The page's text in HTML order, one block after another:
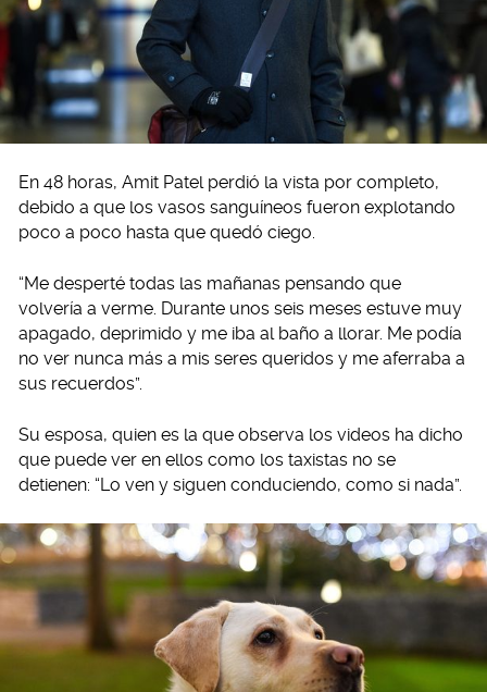
En 48 horas, Amit Patel perdió la vista por completo,
debido a que los vasos sanguíneos fueron explotando
poco a poco hasta que quedó ciego.
“Me desperté todas las mañanas pensando que
volvería a verme. Durante unos seis meses estuve muy
apagado, deprimido y me iba al baño a llorar. Me podía
no ver nunca más a mis seres queridos y me aferraba a
sus recuerdos”.
Su esposa, quien es la que observa los videos ha dicho
que puede ver en ellos como los taxistas no se
detienen: “Lo ven y siguen conduciendo, como si nada”.